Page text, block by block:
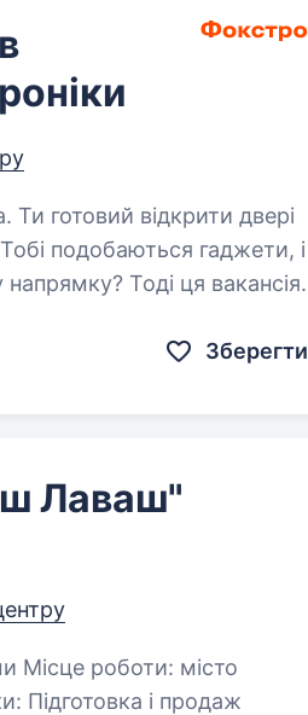
подобаються гаджети, і
Тоді ця вакансія
Зберегти
Лаваш"